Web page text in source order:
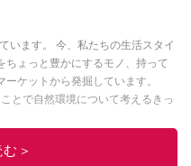
います。 今、私たちの生活スタイ
ちょっと豊かにするモノ、持って
ケットから発掘しています。
とで自然環境について考えるきっ
＞